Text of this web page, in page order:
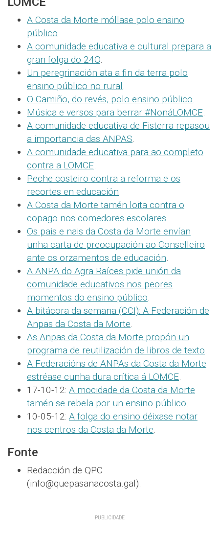
A Costa da Morte móllase polo ensino
público.
A comunidade educativa e cultural prepara a
gran folga do 24O.
Un peregrinación ata a fin da terra polo
ensino público no rural.
O Camiño, do revés, polo ensino público.
Música e versos para berrar #NonáLOMCE.
A comunidade educativa de Fisterra repasou
a importancia das ANPAS.
A comunidade educativa para ao completo
contra a LOMCE.
Peche costeiro contra a reforma e os
recortes en educación.
A Costa da Morte tamén loita contra o
copago nos comedores escolares.
Os pais e nais da Costa da Morte envían
unha carta de preocupación ao Conselleiro
ante os orzamentos de educación.
A ANPA do Agra Raíces pide unión da
comunidade educativos nos peores
momentos do ensino público.
A bitácora da semana (CCI): A Federación de
Anpas da Costa da Morte.
As Anpas da Costa da Morte propón un
programa de reutilización de libros de texto.
A Federacións de ANPAs da Costa da Morte
estréase cunha dura crítica á LOMCE.
17-10-12: A mocidade da Costa da Morte
tamén se rebela por un ensino público.
10-05-12: A folga do ensino déixase notar
nos centros da Costa da Morte.
Fonte
Redacción de QPC
(info@quepasanacosta.gal).